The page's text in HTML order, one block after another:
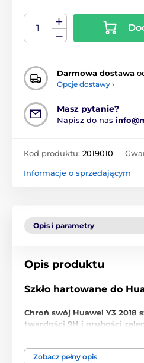
Darmowa dostawa
Opcje dostawy ›
Masz pytanie?
Napisz do nas
Kod produktu: 2019010
Informacje o sprzedającym
Opis i parametry
Opis produktu
Szkło hartowane do
Chroń swój Huawei Y3 2018
twardości 9H i grubości
hartowane do Huawei Y3 2018
Zobacz pełny opis